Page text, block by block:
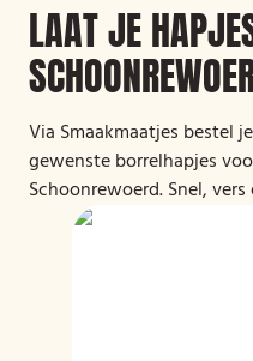
LAAT JE
Via Smaakmaatjes bestel
gewenste borrelhapjes
Schoonrewoerd. Snel,